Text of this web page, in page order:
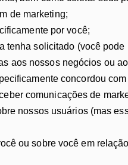
de marketing;
por você;
tenha solicitado (você
aos nossos negócios ou
concordou
comunicações de
nossos usuários (mas
ou sobre você em